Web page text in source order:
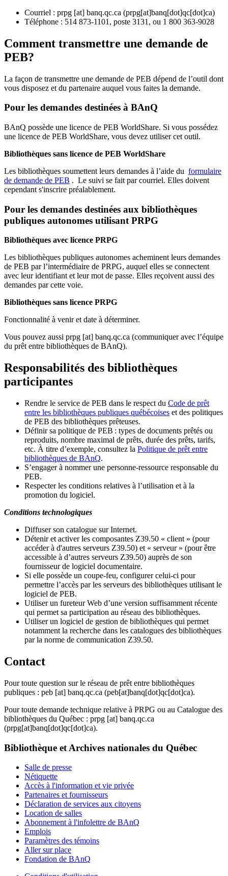
Courriel : prpg [at] banq.qc.ca (prpg[at]banq[dot]qc[dot]ca)
Téléphone : 514 873-1101, poste 3131, ou 1 800 363-9028
Comment transmettre une demande de
PEB?
La façon de transmettre une demande de PEB dépend de l’outil dont
vous disposez et du partenaire auquel vous faites la demande.
Pour les demandes destinées à BAnQ
BAnQ possède une licence de PEB WorldShare. Si vous possédez
une licence de PEB WorldShare, vous devez utiliser cet outil.
Bibliothèques sans licence de PEB WorldShare
Les bibliothèques soumettent leurs demandes à l’aide du formulaire
de demande de PEB . Le suivi se fait par courriel. Elles doivent
cependant s'inscrire préalablement.
Pour les demandes destinées aux bibliothèques
publiques autonomes utilisant PRPG
Bibliothèques avec licence PRPG
Les bibliothèques publiques autonomes acheminent leurs demandes
de PEB par l’intermédiaire de PRPG, auquel elles se connectent
avec leur identifiant et leur mot de passe. Elles reçoivent aussi des
demandes par cette voie.
Bibliothèques sans licence PRPG
Fonctionnalité à venir et date à déterminer.
Vous pouvez aussi prpg [at] banq.qc.ca (communiquer avec l’équipe
du prêt entre bibliothèques de BAnQ).
Responsabilités des bibliothèques
participantes
Rendre le service de PEB dans le respect du Code de prêt
entre les bibliothèques publiques québécoises et des politiques
de PEB des bibliothèques prêteuses.
Définir sa politique de PEB : types de documents prêtés ou
reproduits, nombre maximal de prêts, durée des prêts, tarifs,
etc. À titre d’exemple, consultez la Politique de prêt entre
bibliothèques de BAnQ.
S’engager à nommer une personne-ressource responsable du
PEB.
Respecter les conditions relatives à l’utilisation et à la
promotion du logiciel.
Conditions technologiques
Diffuser son catalogue sur Internet.
Détenir et activer les composantes Z39.50 « client » (pour
accéder à d'autres serveurs Z39.50) et « serveur » (pour être
accessible à d’autres serveurs Z39.50) auprès de son
fournisseur de logiciel documentaire.
Si elle possède un coupe-feu, configurer celui-ci pour
permettre l’accès par les serveurs des bibliothèques utilisant le
logiciel de PEB.
Utiliser un fureteur Web d’une version suffisamment récente
qui permet sa participation au réseau des bibliothèques.
Utiliser un logiciel de gestion de bibliothèques qui permet
notamment la recherche dans les catalogues des bibliothèques
par la norme de communication Z39.50.
Contact
Pour toute question sur le réseau de prêt entre bibliothèques
publiques : peb [at] banq.qc.ca (peb[at]banq[dot]qc[dot]ca).
Pour toute demande technique relative à PRPG ou au Catalogue des
bibliothèques du Québec : prpg [at] banq.qc.ca
(prpg[at]banq[dot]qc[dot]ca).
Bibliothèque et Archives nationales du Québec
Salle de presse
Nétiquette
Accès à l'information et vie privée
Partenaires et fournisseurs
Déclaration de services aux citoyens
Location de salles
Abonnement à l'infolettre de BAnQ
Emplois
Paramètres des témoins
Aller sur place
Fondation de BAnQ